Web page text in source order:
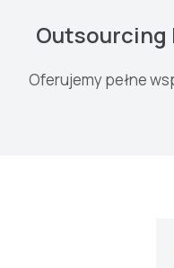
Outsourcing
Oferujemy pełne